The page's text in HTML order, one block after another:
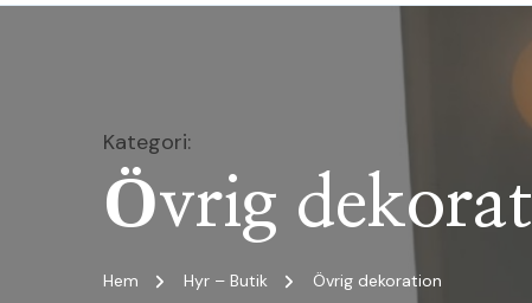
Kategori:
Övrig
Hem Hyr – Butik Övrig dekoration